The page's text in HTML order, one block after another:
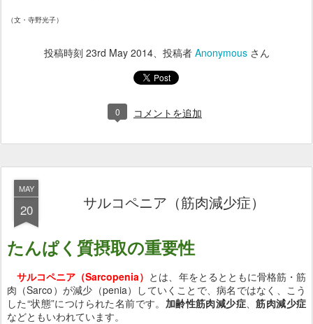
（文・寺野光子）
投稿時刻 23rd May 2014、投稿者 Anonymousさん
0 コメントを追加
MAY
20 サルコペニア（筋肉減少症）
たんぱく質摂取の重要性
サルコペニア（Sarcopenia） とは、年をとるとともに骨格筋・筋
肉（Sarco）が減少（penia）していくことで、病名ではなく、こう
した“状態”につけられた名前です。 加齢性筋肉減少症 、筋肉減少症
などともいわれています。